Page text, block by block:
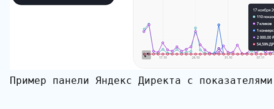
Пример панели Яндекс Директа с